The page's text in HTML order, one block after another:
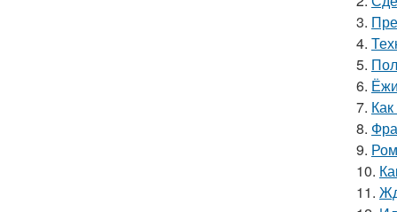
3.
4.
5.
6.
7.
8.
9.
10.
11.